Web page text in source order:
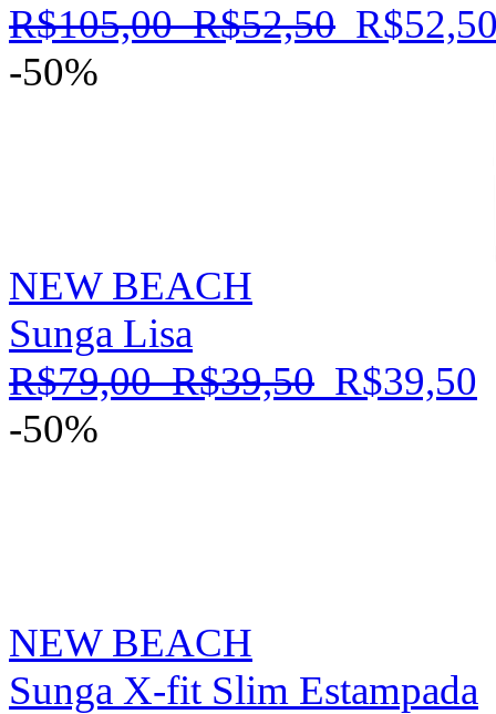
R$105,00 R$52,50
-50%
NEW BEACH
Sunga Lisa
R$79,00 R$39,50 R$39,50
-50%
NEW BEACH
Sunga X-fit Slim Estampada